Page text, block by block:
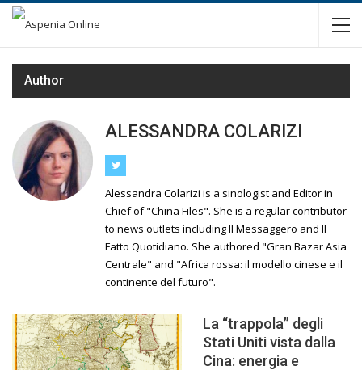
Author
ALESSANDRA COLARIZI
Alessandra Colarizi is a sinologist and Editor in
Chief of "China Files". She is a regular contributor
to news outlets including Il Messaggero and Il
Fatto Quotidiano. She authored "Gran Bazar Asia
Centrale" and "Africa rossa: il modello cinese e il
continente del futuro".
La “trappola” degli
Stati Uniti vista dalla
Cina: energia e